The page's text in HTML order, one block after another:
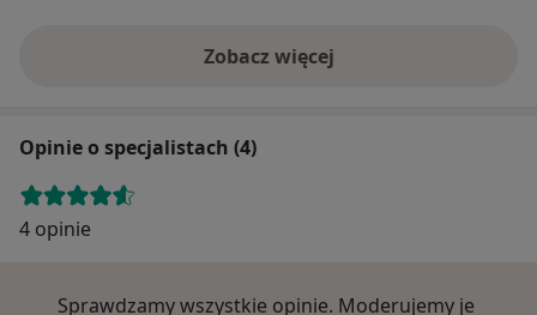
Zobacz więcej
Opinie o specjalistach (4)
4 opinie
Sprawdzamy wszystkie opinie. Moderujemy je